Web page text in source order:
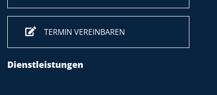
TERMIN VEREINBAREN
Dienstleistungen